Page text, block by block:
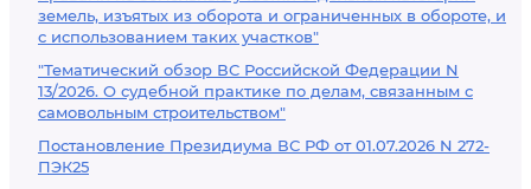
земель, изъятых из оборота и ограниченных в обороте, и
с использованием таких участков"
"Тематический обзор ВС Российской Федерации N
13/2026. О судебной практике по делам, связанным с
самовольным строительством"
Постановление Президиума ВС РФ от 01.07.2026 N 272-
ПЭК25